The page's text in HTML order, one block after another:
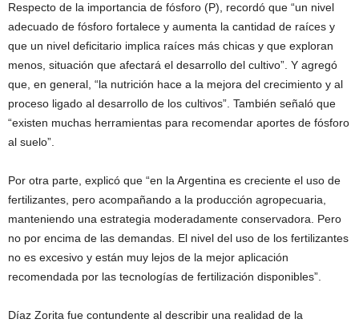
Respecto de la importancia de fósforo (P), recordó que “un nivel
adecuado de fósforo fortalece y aumenta la cantidad de raíces y
que un nivel deficitario implica raíces más chicas y que exploran
menos, situación que afectará el desarrollo del cultivo”. Y agregó
que, en general, “la nutrición hace a la mejora del crecimiento y al
proceso ligado al desarrollo de los cultivos”. También señaló que
“existen muchas herramientas para recomendar aportes de fósforo
al suelo”.
Por otra parte, explicó que “en la Argentina es creciente el uso de
fertilizantes, pero acompañando a la producción agropecuaria,
manteniendo una estrategia moderadamente conservadora. Pero
no por encima de las demandas. El nivel del uso de los fertilizantes
no es excesivo y están muy lejos de la mejor aplicación
recomendada por las tecnologías de fertilización disponibles”.
Díaz Zorita fue contundente al describir una realidad de la